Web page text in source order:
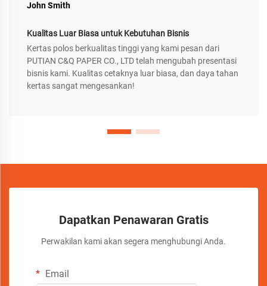
John Smith
Kualitas Luar Biasa untuk Kebutuhan Bisnis
Kertas polos berkualitas tinggi yang kami pesan dari
PUTIAN C&Q PAPER CO., LTD telah mengubah presentasi
bisnis kami. Kualitas cetaknya luar biasa, dan daya tahan
kertas sangat mengesankan!
Dapatkan Penawaran Gratis
Perwakilan kami akan segera menghubungi Anda.
Email